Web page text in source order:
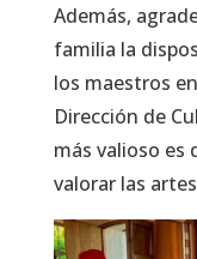
Además,
familia la
los maestros
Dirección de
más valioso es
valorar las